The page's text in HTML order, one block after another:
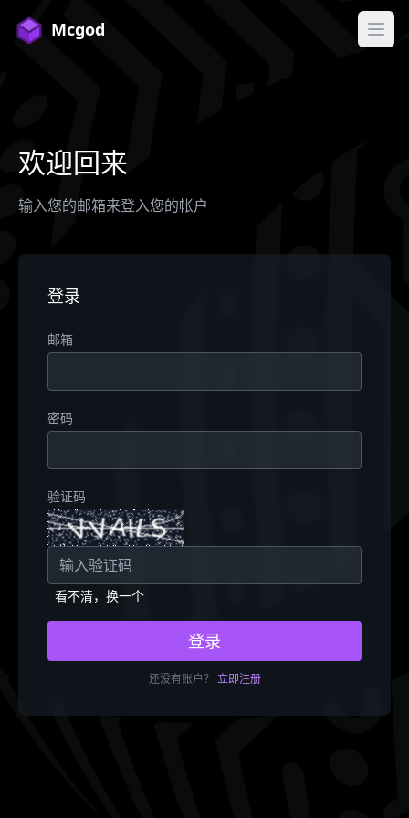
Mcgod 打开
欢迎回来
输入您的邮箱来登入您的帐户
登录
邮箱
密码
验证码
看不清，换一个
登录
还没有账户？ 立即注册